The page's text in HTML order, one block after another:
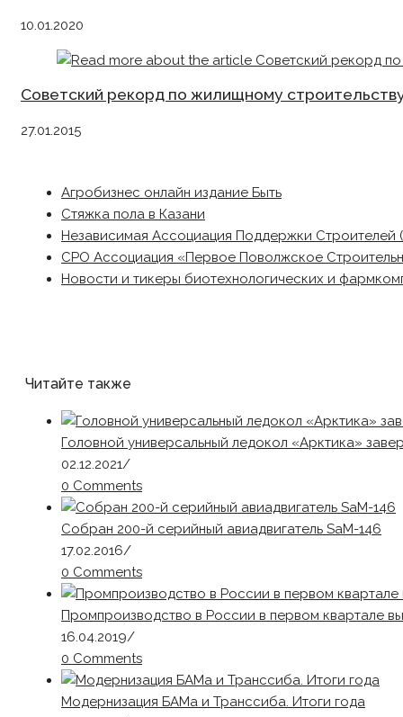
10.01.2020
Советский рекорд по жилищному
27.01.2015
Агробизнес онлайн издание Быть
Стяжка пола в Казани
Независимая Ассоциация Поддержки Строителей
СРО Ассоциация «Первое Поволжское
Новости и тикеры биотехнологических и
Читайте также
Головной универсальный ледокол «Арктика»
02.12.2021/
0 Comments
Собран 200-й серийный авиадвигатель SaM-146
17.02.2016/
0 Comments
Промпроизводство в России в первом квартале
16.04.2019/
0 Comments
Модернизация БАМа и Транссиба. Итоги года